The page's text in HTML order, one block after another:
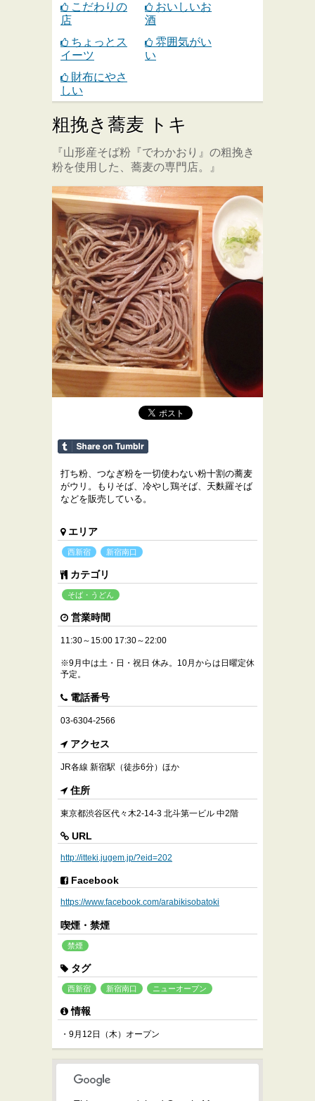
こだわりの
店
おいしいお
酒
ちょっとス
イーツ
雰囲気がい
い
財布にやさ
しい
粗挽き蕎麦 トキ
『山形産そば粉『でわかおり』の粗挽き
粉を使用した、蕎麦の専門店。』
打ち粉、つなぎ粉を一切使わない粉十割の蕎麦
がウリ。もりそば、冷やし鶏そば、天麩羅そば
などを販売している。
エリア
西新宿 新宿南口
カテゴリ
そば・うどん
営業時間
11:30～15:00 17:30～22:00
※9月中は土・日・祝日 休み。10月からは日曜定休
予定。
電話番号
03-6304-2566
アクセス
JR各線 新宿駅（徒歩6分）ほか
住所
東京都渋谷区代々木2-14-3 北斗第一ビル 中2階
URL
http://itteki.jugem.jp/?eid=202
Facebook
https://www.facebook.com/arabikisobatoki
喫煙・禁煙
禁煙
タグ
西新宿 新宿南口 ニューオープン
情報
・9月12日（木）オープン